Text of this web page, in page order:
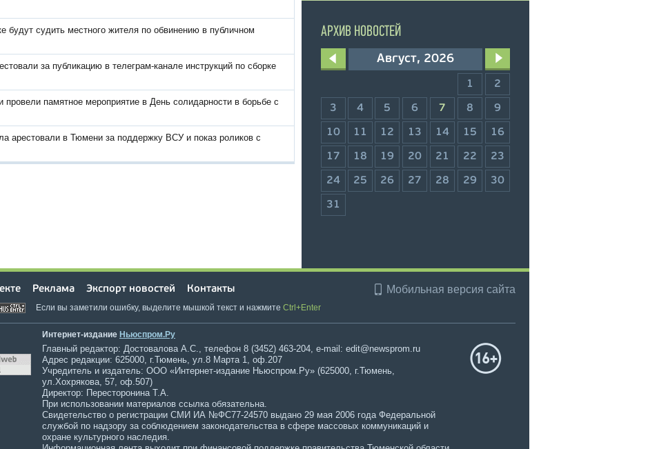
будут судить местного жителя по обвинению в публичном
за публикацию в телеграм-канале инструкций по сборке
провели памятное мероприятие в День солидарности в борьбе с
арестовали в Тюмени за поддержку ВСУ и показ роликов с
АРХИВ НОВОСТЕЙ
Август, 2026
1 2
3 4 5 6 7 8 9
10 11 12 13 14 15 16
17 18 19 20 21 22 23
24 25 26 27 28 29 30
31
Реклама Экспорт новостей Контакты Мобильная версия сайта
Если вы заметили ошибку, выделите мышкой текст и нажмите Ctrl+Enter
Интернет-издание Ньюспром.Ру
Главный редактор: Достовалова А.С., телефон 8 (3452) 463-204, e-mail: edit@newsprom.ru
Адрес редакции: 625000, г.Тюмень, ул.8 Марта 1, оф.207
Учредитель и издатель: ООО «Интернет-издание Ньюспром.Ру» (625000, г.Тюмень,
ул.Хохрякова, 57, оф.507)
Директор: Пересторонина Т.А.
При использовании материалов ссылка обязательна.
Свидетельство о регистрации СМИ ИА №ФС77-24570 выдано 29 мая 2006 года Федеральной
службой по надзору за соблюдением законодательства в сфере массовых коммуникаций и
охране культурного наследия.